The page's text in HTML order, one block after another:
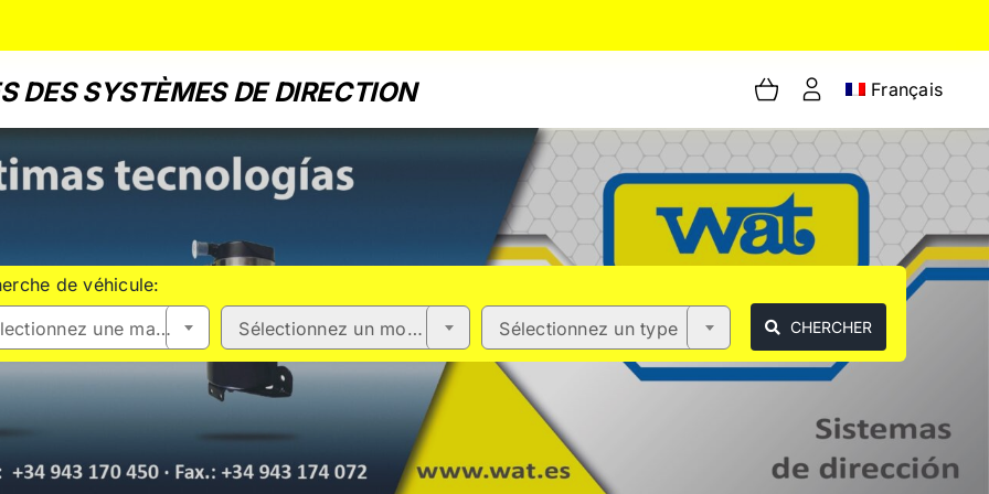
DES SYSTÈMES DE DIRECTION Français
de véhicule:
Sélectionnez une marque Sélectionnez un modèle Sélectionnez un type CHERCHER